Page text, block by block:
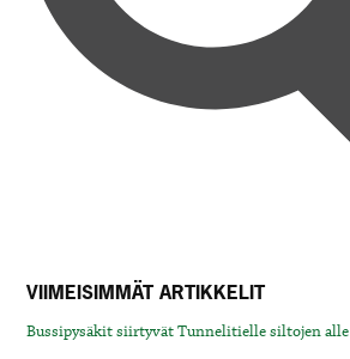
VIIMEISIMMÄT ARTIKKELIT
Bussipysäkit siirtyvät Tunnelitielle siltojen alle